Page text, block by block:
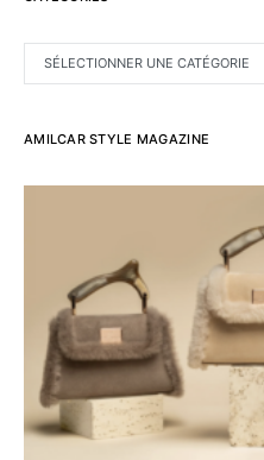
CATÉGORIES
AMILCAR STYLE MAGAZINE